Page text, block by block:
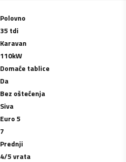
Polovno
35 tdi
Karavan
110kW
Domaće tablice
Da
Bez oštećenja
Siva
Euro 5
7
Prednji
4/5 vrata